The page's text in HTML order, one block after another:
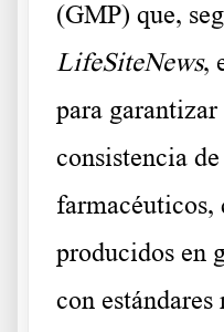
(GMP) que,
LifeSiteNews,
para
consistencia
farmacéuticos,
producidos en
con